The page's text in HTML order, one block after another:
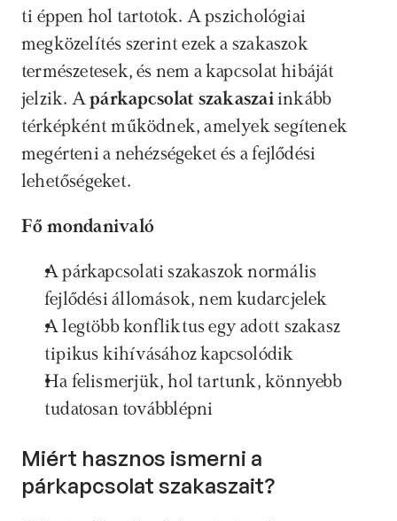
ti éppen hol tartotok. A pszichológiai
megközelítés szerint ezek a szakaszok
természetesek, és nem a kapcsolat hibáját
jelzik. A párkapcsolat szakaszai inkább
térképként működnek, amelyek segítenek
megérteni a nehézségeket és a fejlődési
lehetőségeket.
Fő mondanivaló
A párkapcsolati szakaszok normális
fejlődési állomások, nem kudarcjelek
A legtöbb konfliktus egy adott szakasz
tipikus kihívásához kapcsolódik
Ha felismerjük, hol tartunk, könnyebb
tudatosan továbblépni
Miért hasznos ismerni a
párkapcsolat szakaszait?